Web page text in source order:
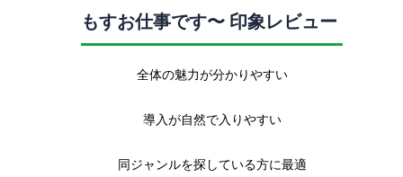
もすお仕事です〜 印象レビュー
全体の魅力が分かりやすい
導入が自然で入りやすい
同ジャンルを探している方に最適